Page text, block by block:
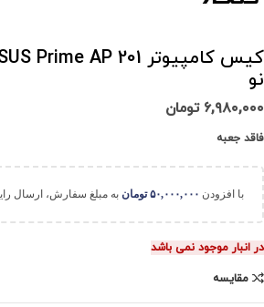
نو
۶,۹۸۰,۰۰۰ تومان
فاقد جعبه
با افزودن ۵۰,۰۰۰,۰۰۰ تومان به مبلغ سفارش، ارسال
در انبار موجود نمی باشد
مقایسه